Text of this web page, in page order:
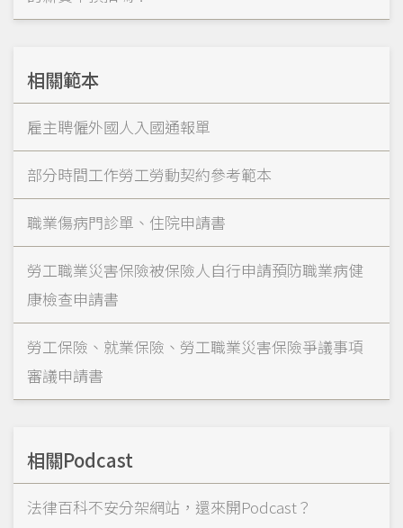
相關範本
雇主聘僱外國人入國通報單
部分時間工作勞工勞動契約參考範本
職業傷病門診單、住院申請書
勞工職業災害保險被保險人自行申請預防職業病健
康檢查申請書
勞工保險、就業保險、勞工職業災害保險爭議事項
審議申請書
相關Podcast
法律百科不安分架網站，還來開Podcast？